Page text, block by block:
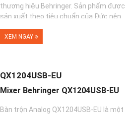
thương hiệu Behringer. Sản phẩm được
sản xuất theo tiêu chuẩn của Đức nên
XEM NGAY
QX1204USB-EU
Mixer Behringer QX1204USB-EU
Bàn trộn Analog QX1204USB-EU là một